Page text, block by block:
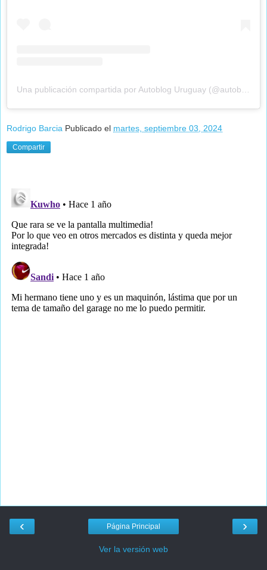
Rodrigo Barcia Publicado el martes, septiembre 03, 2024
Compartir
‹ ›
Página Principal
Ver la versión web